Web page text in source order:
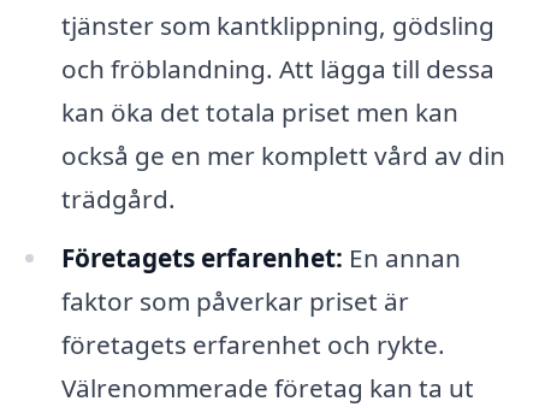
tjänster som kantklippning, gödsling
och fröblandning. Att lägga till dessa
kan öka det totala priset men kan
också ge en mer komplett vård av din
trädgård.
Företagets erfarenhet: En annan
faktor som påverkar priset är
företagets erfarenhet och rykte.
Välrenommerade företag kan ta ut